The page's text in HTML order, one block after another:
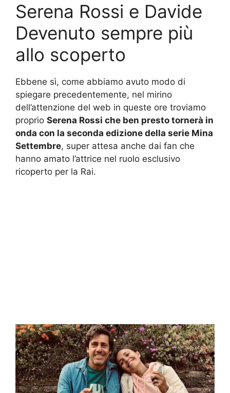
Serena Rossi e Davide
Devenuto sempre più
allo scoperto
Ebbene sì, come abbiamo avuto modo di
spiegare precedentemente, nel mirino
dell’attenzione del web in queste ore troviamo
proprio Serena Rossi che ben presto tornerà in
onda con la seconda edizione della serie Mina
Settembre, super attesa anche dai fan che
hanno amato l’attrice nel ruolo esclusivo
ricoperto per la Rai.